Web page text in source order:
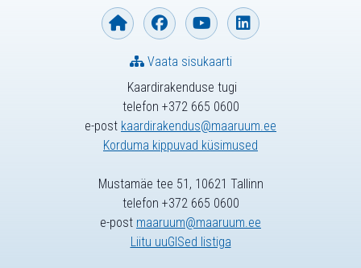
Kaardirakenduse tugi
telefon +372 665 0600
e-post kaardirakendus@maaruum.ee
Korduma kippuvad küsimused
Vaata sisukaarti
Mustamäe tee 51, 10621 Tallinn
telefon +372 665 0600
e-post maaruum@maaruum.ee
Liitu uuGISed listiga